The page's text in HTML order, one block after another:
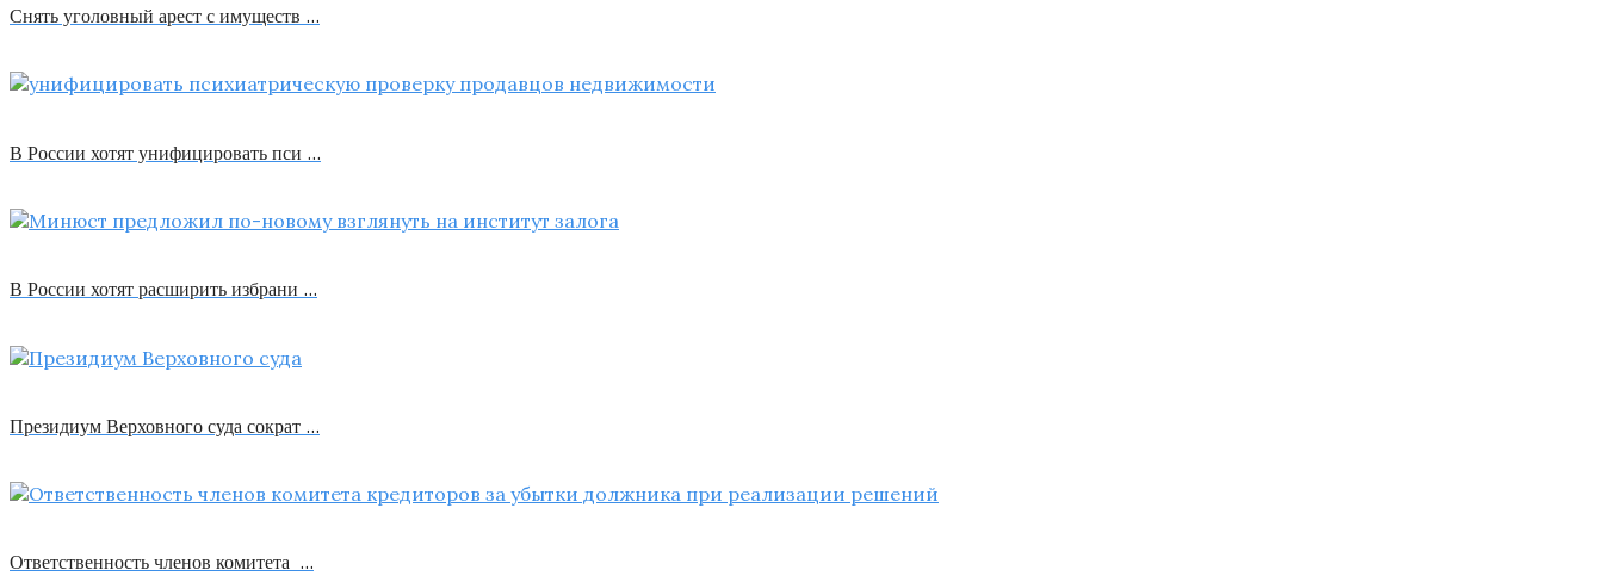
Снять уголовный арест с имуществ …
В России хотят унифицировать пси …
В России хотят расширить избрани …
Президиум Верховного суда сократ …
Ответственность членов комитета …